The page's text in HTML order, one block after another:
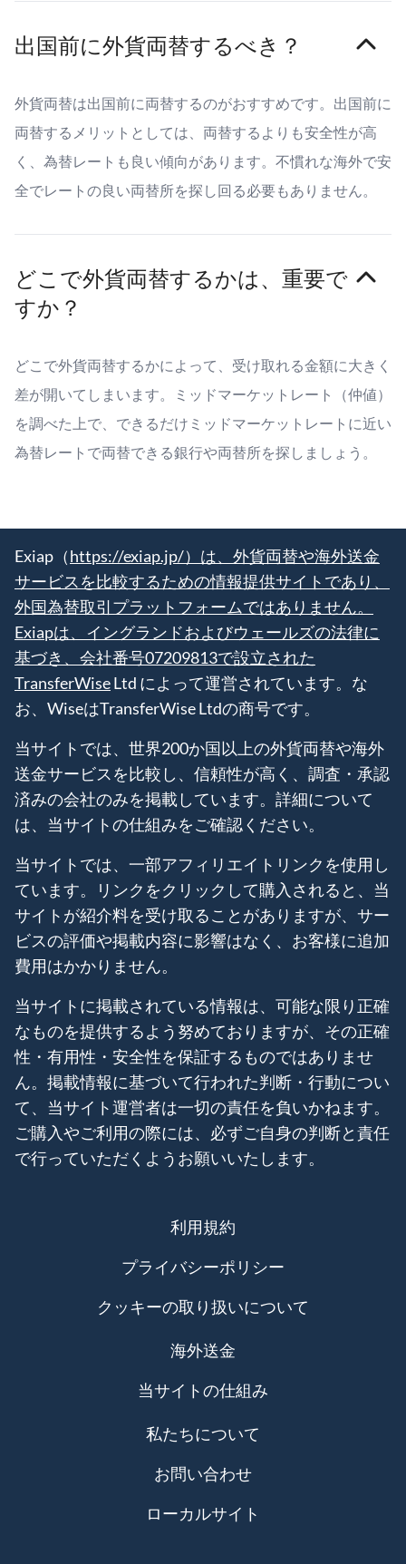
出国前に外貨両替するべき？
外貨両替は出国前に両替するのがおすすめです。出国前に
両替するメリットとしては、両替するよりも安全性が高
く、為替レートも良い傾向があります。不慣れな海外で安
全でレートの良い両替所を探し回る必要もありません。
どこで外貨両替するかは、重要で
すか？
どこで外貨両替するかによって、受け取れる金額に大きく
差が開いてしまいます。ミッドマーケットレート（仲値）
を調べた上で、できるだけミッドマーケットレートに近い
為替レートで両替できる銀行や両替所を探しましょう。
Exiap（https://exiap.jp/）は、外貨両替や海外送金
サービスを比較するための情報提供サイトであり、
外国為替取引プラットフォームではありません。
Exiapは、イングランドおよびウェールズの法律に
基づき、会社番号07209813で設立された
TransferWiseLtd によって運営されています。な
お、WiseはTransferWise Ltdの商号です。
当サイトでは、世界200か国以上の外貨両替や海外
送金サービスを比較し、信頼性が高く、調査・承認
済みの会社のみを掲載しています。詳細について
は、当サイトの仕組みをご確認ください。
当サイトでは、一部アフィリエイトリンクを使用し
ています。リンクをクリックして購入されると、当
サイトが紹介料を受け取ることがありますが、サー
ビスの評価や掲載内容に影響はなく、お客様に追加
費用はかかりません。
当サイトに掲載されている情報は、可能な限り正確
なものを提供するよう努めておりますが、その正確
性・有用性・安全性を保証するものではありませ
ん。掲載情報に基づいて行われた判断・行動につい
て、当サイト運営者は一切の責任を負いかねます。
ご購入やご利用の際には、必ずご自身の判断と責任
で行っていただくようお願いいたします。
利用規約
プライバシーポリシー
クッキーの取り扱いについて
海外送金
当サイトの仕組み
私たちについて
お問い合わせ
ローカルサイト